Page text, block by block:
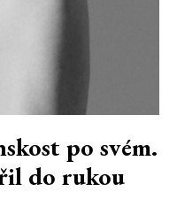
po svém.
do rukou